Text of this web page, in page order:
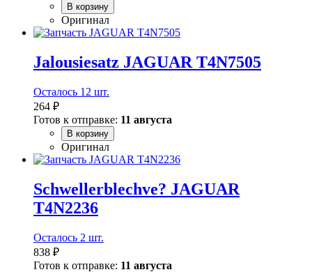
В корзину
Оригинал
Jalousiesatz JAGUAR T4N7505
Осталось 12 шт.
264 ₽
Готов к отправке: 11 августа
В корзину
Оригинал
Schwellerblechve? JAGUAR
T4N2236
Осталось 2 шт.
838 ₽
Готов к отправке: 11 августа